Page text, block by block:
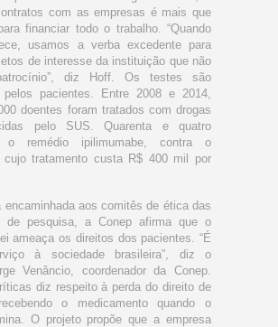
com as empresas é mais que
financiar todo o trabalho. “Quando
usamos a verba excedente para
de interesse da instituição que não
diz Hoff. Os testes são
pelos pacientes. Entre 2008 e 2014,
doentes foram tratados com drogas
pelo SUS. Quarenta e quatro
o remédio ipilimumabe, contra o
cujo tratamento custa R$ 400 mil por
encaminhada aos comitês de ética das
de pesquisa, a Conep afirma que o
ameaça os direitos dos pacientes. “É
à sociedade brasileira”, diz o
Venâncio, coordenador da Conep.
diz respeito à perda do direito de
o medicamento quando o
O projeto propõe que a empresa